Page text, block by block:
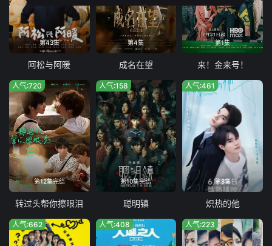
第43集
阿松与阿暖
第4集
成名在望
第1集
来！金来号！
第12集完结
人气:720
转过头帮你擦眼泪
第10集完结
人气:158
聪明镇
第8集
人气:461
炽热的他
人气:662 人气:408 人气:223